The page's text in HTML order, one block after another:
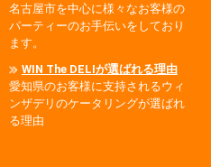
名古屋市を中心に様々なお客様の
パーティーのお手伝いをしており
ます。
WIN The DELIが選ばれる理由
愛知県のお客様に支持されるウィ
ンザデリのケータリングが選ばれ
る理由